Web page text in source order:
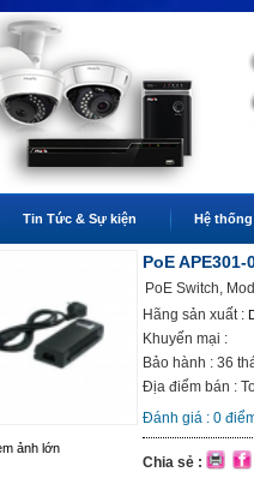
Tin Tức & Sự kiện Hệ
ảnh lớn
PoE APE301-
PoE Switch,
Hãng sản xuất :
Khuyến mại :
Bảo hành : 36
Địa điểm bán :
Đánh giá : 0
Chia sẻ :